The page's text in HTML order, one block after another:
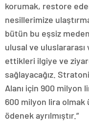
korumak, restore
nesillerimize
bütün bu eşsiz
ulusal ve
ettikleri ilgiye ve
sağlayacağız.
Alanı için 900 milyon
600 milyon lira olmak
ödenek ayrılmıştır.”